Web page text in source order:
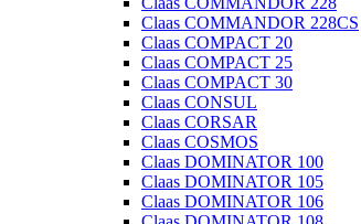
Claas COMMANDOR 228CS
Claas COMPACT 20
Claas COMPACT 25
Claas COMPACT 30
Claas CONSUL
Claas CORSAR
Claas COSMOS
Claas DOMINATOR 100
Claas DOMINATOR 105
Claas DOMINATOR 106